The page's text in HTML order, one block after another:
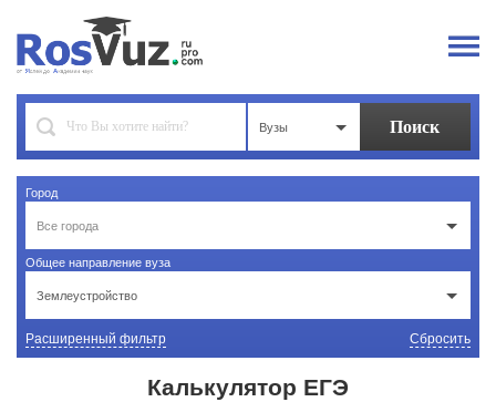
Вузы
Город
Все города
Общее направление вуза
Землеустройство
Расширенный фильтр Сбросить
Калькулятор ЕГЭ